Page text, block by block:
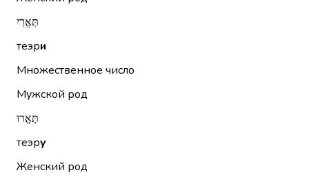
תֶּאֱרִי
теэри
Множественное число
Мужской род
תֶּאֱרוּ
теэру
Женский род